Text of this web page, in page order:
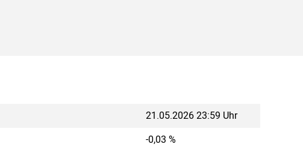
21.05.2026 23:59 Uhr
-0,03 %